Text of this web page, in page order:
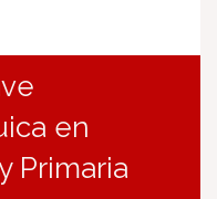
en
Primaria